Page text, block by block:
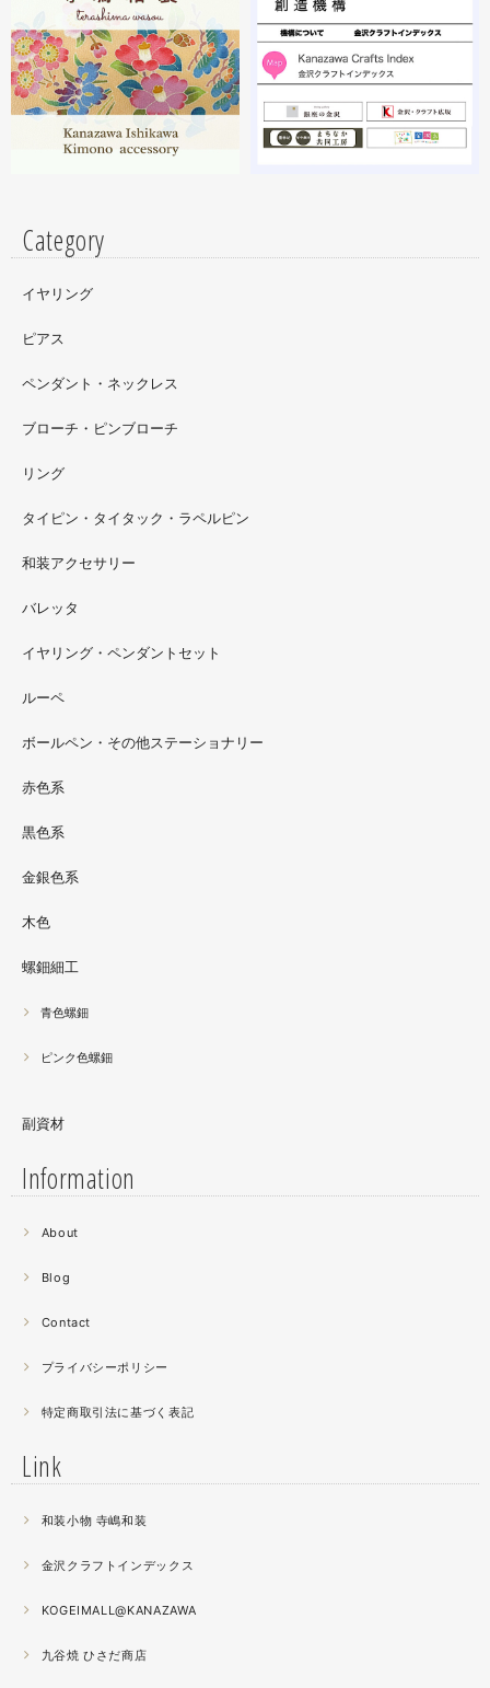
2023.02
昨年初めからT-BASE銀座ギャラリーさんのご依頼で螺鈿
細工のソフビフィギュア装飾のお仕事させていただいてま
す。広面積への螺鈿細工や蒔絵となりますのでかなりの高
額品になりますがご好評のようで嬉しい限りです(^^)写真
はドラマに登場していたキャラクターです。
ただ今 東武百貨店船橋店に出展中です。9月20日まで4階
イベントスペースにいます。お近くの方はぜひお越しくだ
螺鈿ソフビでお世話になっているT-BASE銀座ギャラリー
シリーズ』紅里工房螺鈿装飾も展示されています。アクセ
サリーとはまた違った美しさがあると思うのでぜひご覧く
螺鈿細工の工程。青みの強い鮑貝を使ってステンドグラス
曲面に螺鈿するためには貝も小さなカケラを使う必要が...
昔作った２０００ピースのジグソーパズルを思い出す。ひ
薔薇のブローチ木地制作中。
薄く作らねば。。。パキッとやってしまったときの悲しさ
秋の催事シーズンに向けてまた木地を作り始めました。
2021.04
Category
イヤリング
ピアス
ペンダント・ネックレス
ブローチ・ピンブローチ
リング
タイピン・タイタック・ラペルピン
和装アクセサリー
バレッタ
イヤリング・ペンダントセット
ルーペ
ボールペン・その他ステーショナリー
赤色系
黒色系
金銀色系
木色
螺鈿細工
青色螺鈿
ピンク色螺鈿
副資材
Information
About
Blog
Contact
プライバシーポリシー
特定商取引法に基づく表記
Link
和装小物 寺嶋和装
金沢クラフトインデックス
KOGEIMALL@KANAZAWA
九谷焼 ひさだ商店